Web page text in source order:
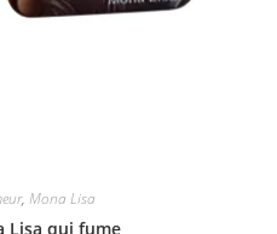
, Mona Lisa
Lisa qui fume